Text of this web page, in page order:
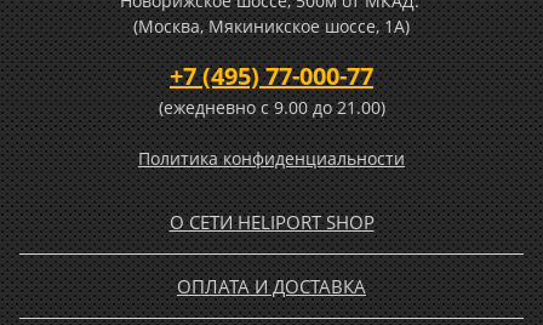
(Москва, Мякиникское шоссе, 1А)
+7 (495) 77-000-77
(ежедневно c 9.00 до 21.00)
Политика конфиденциальности
О СЕТИ HELIPORT SHOP
ОПЛАТА И ДОСТАВКА